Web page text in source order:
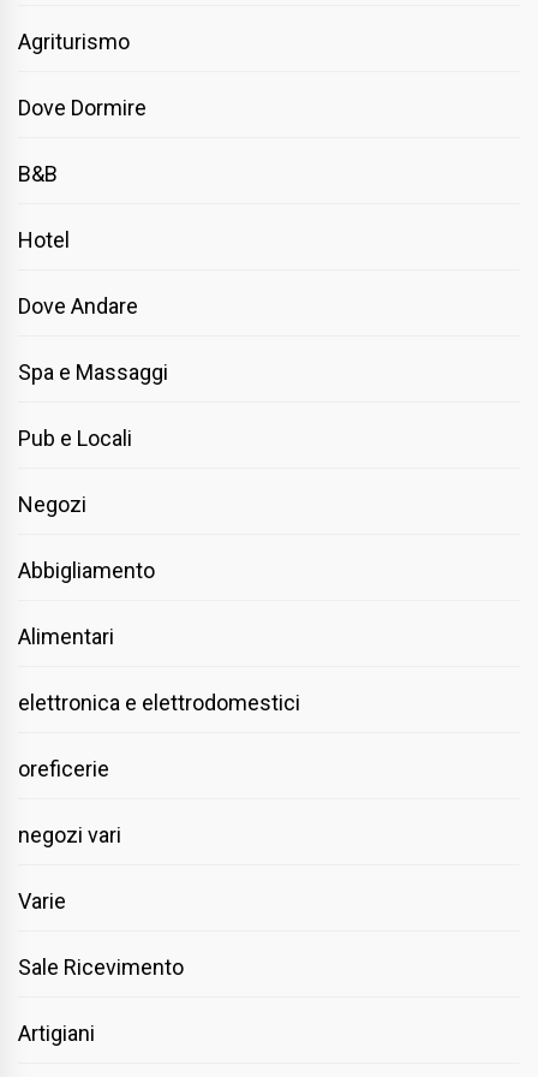
Agriturismo
Dove Dormire
B&B
Hotel
Dove Andare
Spa e Massaggi
Pub e Locali
Negozi
Abbigliamento
Alimentari
elettronica e elettrodomestici
oreficerie
negozi vari
Varie
Sale Ricevimento
Artigiani